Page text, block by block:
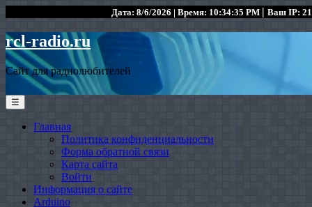
Дата: 8/6/2026 | Время: 10:34:35 PM | Ваш IP:
rcl-radio.ru
Сайт для радиолюбителей
☰
Главная
Политика конфиденциальности
Форма обратной связи
Карта сайта
Войти
Информация о сайте
Arduino